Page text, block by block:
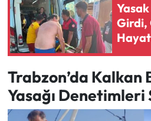
Girdi,
Trabzon’da Kalkan
Yasağı Denetimleri